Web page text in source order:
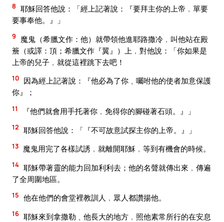
8 耶穌回答他說：「經上記著說：『要拜主你的上帝﹐單要
要事奉他。』」
9
魔鬼（希臘文作：他）就帶領他進耶路撒冷﹐叫他站在殿
簷（或譯：頂；希臘文作『翼』）上﹐對他說：「你如果是
上帝的兒子﹐就從這裡跳下去吧！
10 因為經上記著說：『他必為了你﹑囑咐他的使者加意保護
你』；
11 『他們就會用手托著你﹐免得你的腳碰著石頭。』」
12 耶穌回答他說：「『不可故意試探主你的上帝。』」
13 魔鬼用完了各樣試誘﹐就離開耶穌﹐等到有機會的時候。
14 耶穌帶著靈的能力回加利利去；他的名聲就傳出來﹐傳遍
了全周圍地區。
15 他在他們的會堂裡教訓人﹐眾人都讚揚他。
16 耶穌來到拿撒勒﹑他長大的地方﹐照他素常所行的在安息